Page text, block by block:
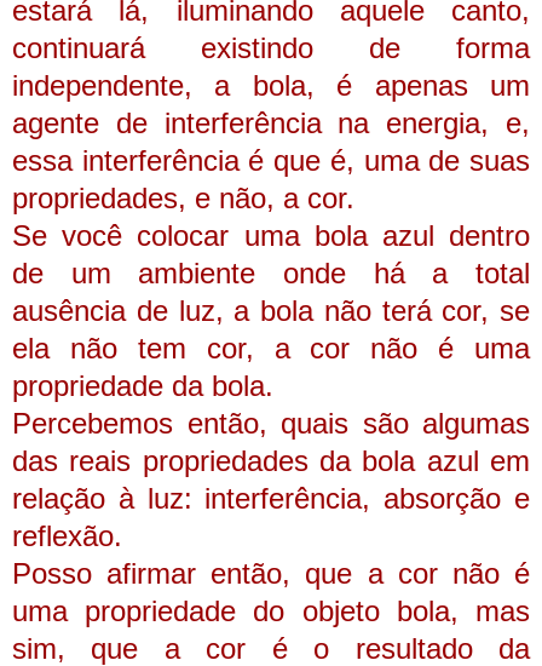
estará lá, iluminando aquele canto,
continuará existindo de forma
independente, a bola, é apenas um
agente de interferência na energia, e,
essa interferência é que é, uma de suas
propriedades, e não, a cor.
Se você colocar uma bola azul dentro
de um ambiente onde há a total
ausência de luz, a bola não terá cor, se
ela não tem cor, a cor não é uma
propriedade da bola.
Percebemos então, quais são algumas
das reais propriedades da bola azul em
relação à luz: interferência, absorção e
reflexão.
Posso afirmar então, que a cor não é
uma propriedade do objeto bola, mas
sim, que a cor é o resultado da